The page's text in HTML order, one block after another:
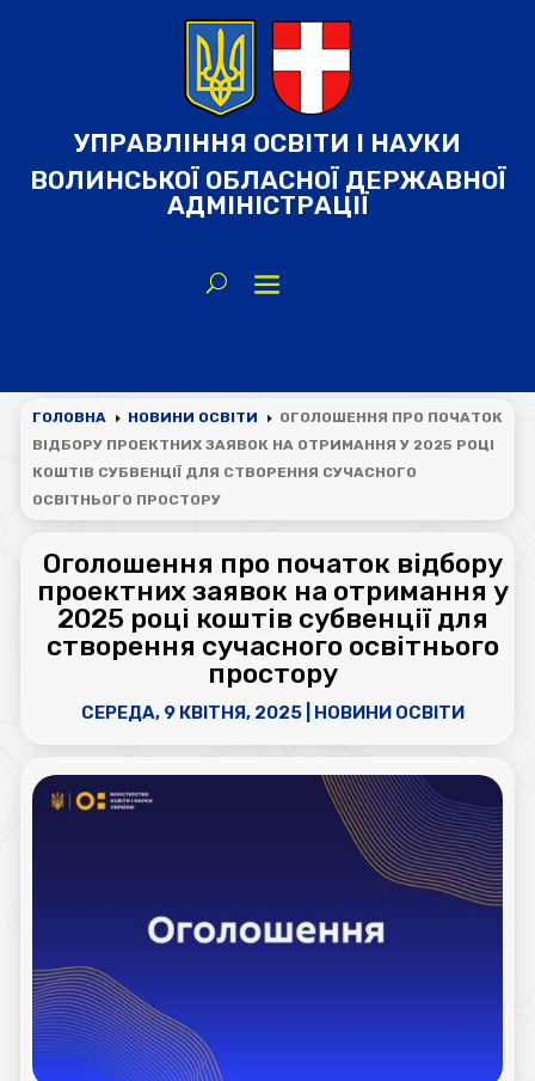
УПРАВЛІННЯ ОСВІТИ І НАУКИ
ВОЛИНСЬКОЇ ОБЛАСНОЇ ДЕРЖАВНОЇ
АДМІНІСТРАЦІЇ
ГОЛОВНА E НОВИНИ ОСВІТИ E ОГОЛОШЕННЯ ПРО ПОЧАТОК
ВІДБОРУ ПРОЕКТНИХ ЗАЯВОК НА ОТРИМАННЯ У 2025 РОЦІ
КОШТІВ СУБВЕНЦІЇ ДЛЯ СТВОРЕННЯ СУЧАСНОГО
ОСВІТНЬОГО ПРОСТОРУ
Оголошення про початок відбору
проектних заявок на отримання у
2025 році коштів субвенції для
створення сучасного освітнього
простору
СЕРЕДА, 9 КВІТНЯ, 2025 НОВИНИ ОСВІТИ